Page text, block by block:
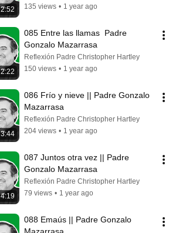
2:52
135 views • 1 year ago
2:22
085 Entre las llamas  Padre
Gonzalo Mazarrasa
Reflexión Padre Christopher Hartley
150 views • 1 year ago
3:44
086 Frío y nieve || Padre Gonzalo
Mazarrasa
Reflexión Padre Christopher Hartley
204 views • 1 year ago
4:19
087 Juntos otra vez || Padre
Gonzalo Mazarrasa
Reflexión Padre Christopher Hartley
79 views • 1 year ago
088 Emaús || Padre Gonzalo